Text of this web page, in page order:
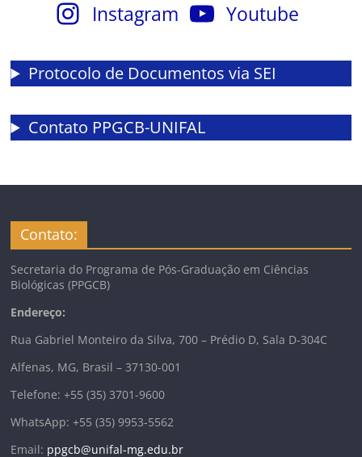
Instagram Youtube
Protocolo de Documentos via SEI
Contato PPGCB-UNIFAL
Contato:
Secretaria do Programa de Pós-Graduação em Ciências
Biológicas (PPGCB)
Endereço:
Rua Gabriel Monteiro da Silva, 700 – Prédio D, Sala D-304C
Alfenas, MG, Brasil – 37130-001
Telefone: +55 (35) 3701-9600
WhatsApp: +55 (35) 9953-5562
Email: ppgcb@unifal-mg.edu.br